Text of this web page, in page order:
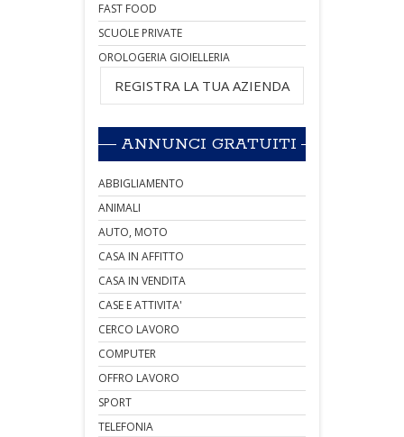
FAST FOOD
SCUOLE PRIVATE
OROLOGERIA GIOIELLERIA
REGISTRA LA TUA AZIENDA
ANNUNCI GRATUITI
ABBIGLIAMENTO
ANIMALI
AUTO, MOTO
CASA IN AFFITTO
CASA IN VENDITA
CASE E ATTIVITA'
CERCO LAVORO
COMPUTER
OFFRO LAVORO
SPORT
TELEFONIA